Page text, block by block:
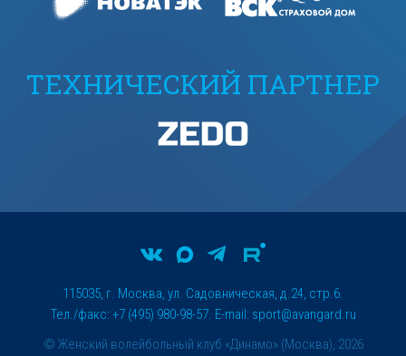
ТЕХНИЧЕСКИЙ ПАРТНЕР
© Женский волейбольный клуб «Динамо» (Москва), 2026
115035, г. Москва, ул. Садовническая, д.24, стр.6.
Тел./факс: +7 (495) 980-98-57. E-mail: sport@avangard.ru